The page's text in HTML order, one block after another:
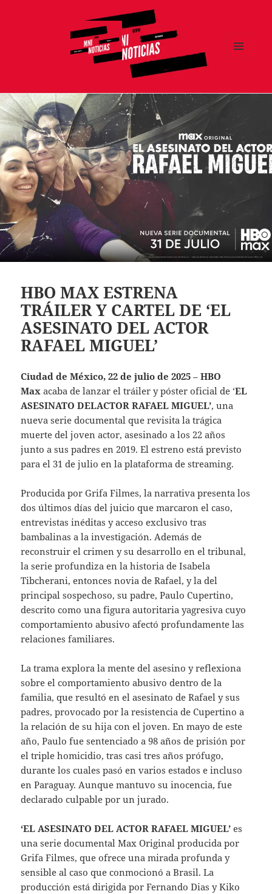
HBO MAX ESTRENA
TRÁILER Y CARTEL DE ‘EL
ASESINATO DEL ACTOR
RAFAEL MIGUEL’
Ciudad de México, 22 de julio de 2025 –HBO
Max acaba de lanzar el tráiler y póster oficial de ‘EL
ASESINATO DELACTOR RAFAEL MIGUEL’, una
nueva serie documental que revisita la trágica
muerte del joven actor, asesinado a los 22 años
junto a sus padres en 2019. El estreno está previsto
para el 31 de julio en la plataforma de streaming.
Producida por Grifa Filmes, la narrativa presenta los
dos últimos días del juicio que marcaron el caso,
entrevistas inéditas y acceso exclusivo tras
bambalinas a la investigación. Además de
reconstruir el crimen y su desarrollo en el tribunal,
la serie profundiza en la historia de Isabela
Tibcherani, entonces novia de Rafael, y la del
principal sospechoso, su padre, Paulo Cupertino,
descrito como una figura autoritaria yagresiva cuyo
comportamiento abusivo afectó profundamente las
relaciones familiares.
La trama explora la mente del asesino y reflexiona
sobre el comportamiento abusivo dentro de la
familia, que resultó en el asesinato de Rafael y sus
padres, provocado por la resistencia de Cupertino a
la relación de su hija con el joven. En mayo de este
año, Paulo fue sentenciado a 98 años de prisión por
el triple homicidio, tras casi tres años prófugo,
durante los cuales pasó en varios estados e incluso
en Paraguay. Aunque mantuvo su inocencia, fue
declarado culpable por un jurado.
‘EL ASESINATO DEL ACTOR RAFAEL MIGUEL’es
una serie documental Max Original producida por
Grifa Filmes, que ofrece una mirada profunda y
sensible al caso que conmocionó a Brasil. La
producción está dirigida por Fernando Dias y Kiko